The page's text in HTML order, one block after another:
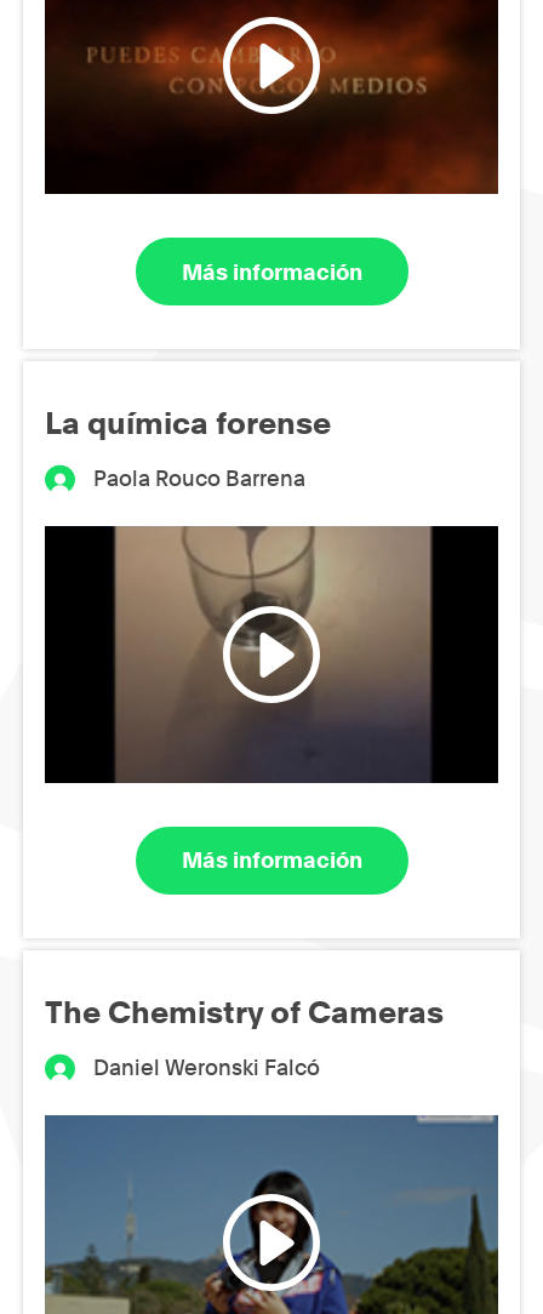
Más información
La química forense
Paola Rouco Barrena
Más información
The Chemistry of Cameras
Daniel Weronski Falcó